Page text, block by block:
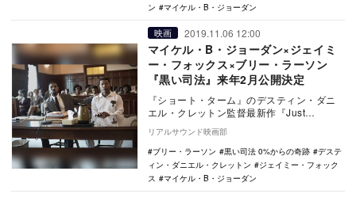
ン
マイケル・B・ジョーダン
映画 2019.11.06 12:00
マイケル・B・ジョーダン×ジェイミ
ー・フォックス×ブリー・ラーソン
『黒い司法』来年2月公開決定
『ショート・ターム』のデスティン・ダニ
エル・クレットン監督最新作『Just
Mercy（原題）』が、『黒い司法 0%からの
奇跡』…
リアルサウンド映画部
ブリー・ラーソン
黒い司法 0%からの奇跡
デステ
ィン・ダニエル・クレットン
ジェイミー・フォック
ス
マイケル・B・ジョーダン